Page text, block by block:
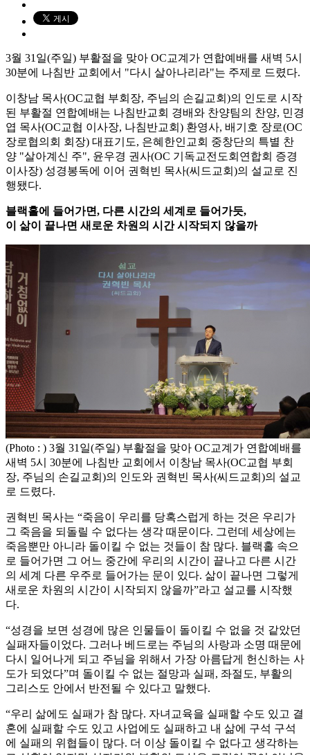
3월 31일(주일) 부활절을 맞아 OC교계가 연합예배를 새벽 5시
30분에 나침반 교회에서 "다시 살아나리라"는 주제로 드렸다.
이창남 목사(OC교협 부회장, 주님의 손길교회)의 인도로 시작
된 부활절 연합예배는 나침반교회 경배와 찬양팀의 찬양, 민경
엽 목사(OC교협 이사장, 나침반교회) 환영사, 배기호 장로(OC
장로협의회 회장) 대표기도, 은혜한인교회 중창단의 특별 찬
양 "살아계신 주", 윤우경 권사(OC 기독교전도회연합회 증경
이사장) 성경봉독에 이어 권혁빈 목사(씨드교회)의 설교로 진
행됐다.
블랙홀에 들어가면, 다른 시간의 세계로 들어가듯,
이 삶이 끝나면 새로운 차원의 시간 시작되지 않을까
(Photo : ) 3월 31일(주일) 부활절을 맞아 OC교계가 연합예배를
새벽 5시 30분에 나침반 교회에서 이창남 목사(OC교협 부회
장, 주님의 손길교회)의 인도와 권혁빈 목사(씨드교회)의 설교
로 드렸다.
권혁빈 목사는 “죽음이 우리를 당혹스럽게 하는 것은 우리가
그 죽음을 되돌릴 수 없다는 생각 때문이다. 그런데 세상에는
죽음뿐만 아니라 돌이킬 수 없는 것들이 참 많다. 블랙홀 속으
로 들어가면 그 어느 중간에 우리의 시간이 끝나고 다른 시간
의 세계 다른 우주로 들어가는 문이 있다. 삶이 끝나면 그렇게
새로운 차원의 시간이 시작되지 않을까”라고 설교를 시작했
다.
“성경을 보면 성경에 많은 인물들이 돌이킬 수 없을 것 같았던
실패자들이었다. 그러나 베드로는 주님의 사랑과 소명 때문에
다시 일어나게 되고 주님을 위해서 가장 아름답게 헌신하는 사
도가 되었다”며 돌이킬 수 없는 절망과 실패, 좌절도, 부활의
그리스도 안에서 반전될 수 있다고 말했다.
“우리 삶에도 실패가 참 많다. 자녀교육을 실패할 수도 있고 결
혼에 실패할 수도 있고 사업에도 실패하고 내 삶에 구석 구석
에 실패의 위협들이 많다. 더 이상 돌이킬 수 없다고 생각하는